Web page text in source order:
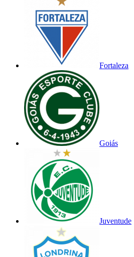
Fortaleza
Goiás
Juventude